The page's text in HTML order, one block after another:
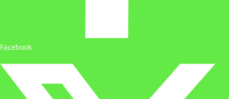
Facebook